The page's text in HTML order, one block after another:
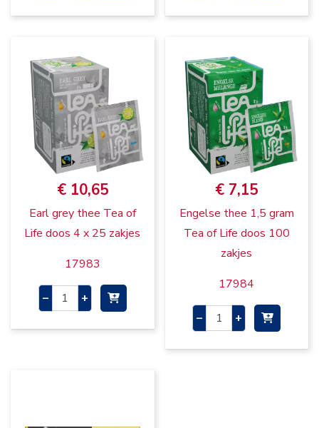
€ 10,65
Earl grey thee Tea of
Life doos 4 x 25 zakjes
17983
– +
€ 7,15
Engelse thee 1,5 gram
Tea of Life doos 100
zakjes
17984
– +